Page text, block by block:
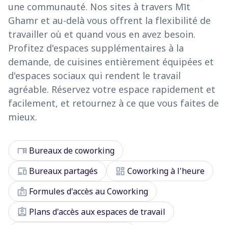
une communauté. Nos sites à travers Mīt
Ghamr et au-delà vous offrent la flexibilité de
travailler où et quand vous en avez besoin.
Profitez d'espaces supplémentaires à la
demande, de cuisines entièrement équipées et
d'espaces sociaux qui rendent le travail
agréable. Réservez votre espace rapidement et
facilement, et retournez à ce que vous faites de
mieux.
desk Bureaux de coworking
devices Bureaux partagés dashboard Coworking à l'heure
badge Formules d'accès au Coworking
assignment_ind Plans d'accès aux espaces de travail